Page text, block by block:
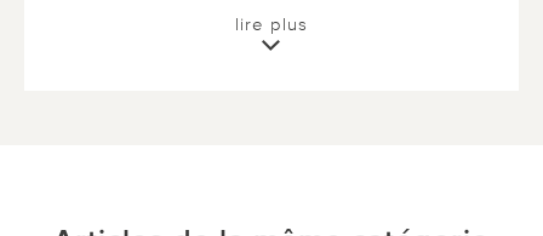
lire plus